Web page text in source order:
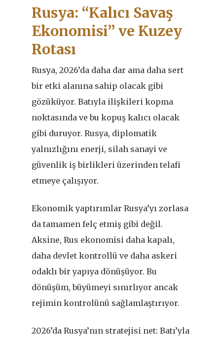
Rusya: “Kalıcı Savaş
Ekonomisi” ve Kuzey
Rotası
Rusya, 2026’da daha dar ama daha sert
bir etki alanına sahip olacak gibi
gözüküyor. Batıyla ilişkileri kopma
noktasında ve bu kopuş kalıcı olacak
gibi duruyor. Rusya, diplomatik
yalnızlığını enerji, silah sanayi ve
güvenlik iş birlikleri üzerinden telafi
etmeye çalışıyor.
Ekonomik yaptırımlar Rusya’yı zorlasa
da tamamen felç etmiş gibi değil.
Aksine, Rus ekonomisi daha kapalı,
daha devlet kontrollü ve daha askeri
odaklı bir yapıya dönüşüyor. Bu
dönüşüm, büyümeyi sınırlıyor ancak
rejimin kontrolünü sağlamlaştırıyor.
2026’da Rusya’nın stratejisi net: Batı’yla